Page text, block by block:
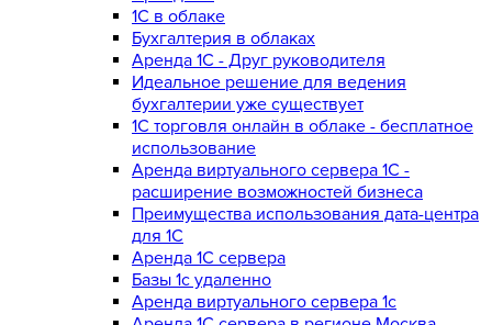
1С в облаке
Бухгалтерия в облаках
Аренда 1С - Друг руководителя
Идеальное решение для ведения
бухгалтерии уже существует
1С торговля онлайн в облаке - бесплатное
использование
Аренда виртуального сервера 1С -
расширение возможностей бизнеса
Преимущества использования дата-центра
для 1С
Аренда 1С сервера
Базы 1с удаленно
Аренда виртуального сервера 1с